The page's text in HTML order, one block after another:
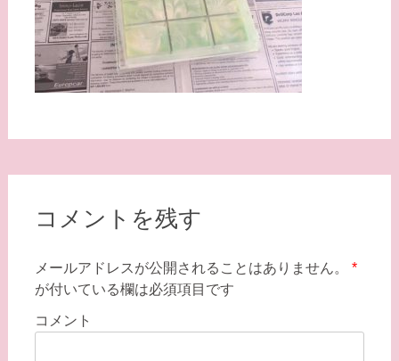
コメントを残す
メールアドレスが公開されることはありません。
*
が付いている欄は必須項目です
コメント